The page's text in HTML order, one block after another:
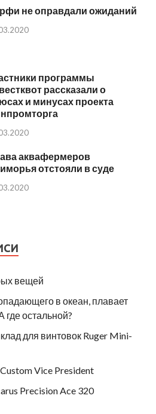
не оправдали ожиданий
программы
рассказали о
и минусах проекта
аквафермеров
отстояли в суде
вещей
в океан, плавает
где остальной?
для винтовок Ruger Mini-
Vice President
Precision Ace 320